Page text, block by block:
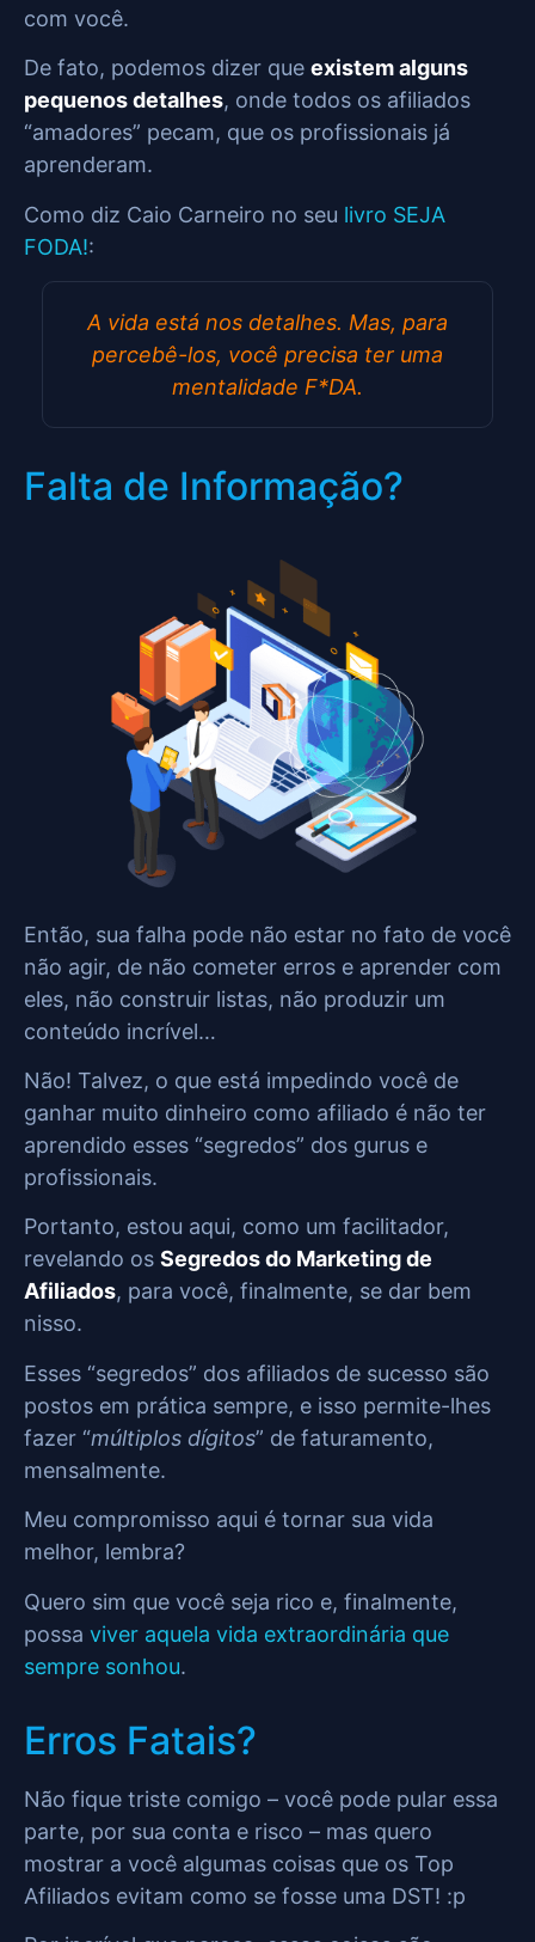
com você.
De fato, podemos dizer que existem alguns
pequenos detalhes, onde todos os afiliados
“amadores” pecam, que os profissionais já
aprenderam.
Como diz Caio Carneiro no seu livro SEJA
FODA!:
A vida está nos detalhes. Mas, para
percebê-los, você precisa ter uma
mentalidade F*DA.
Falta de Informação?
Então, sua falha pode não estar no fato de você
não agir, de não cometer erros e aprender com
eles, não construir listas, não produzir um
conteúdo incrível…
Não! Talvez, o que está impedindo você de
ganhar muito dinheiro como afiliado é não ter
aprendido esses “segredos” dos gurus e
profissionais.
Portanto, estou aqui, como um facilitador,
revelando os Segredos do Marketing de
Afiliados, para você, finalmente, se dar bem
nisso.
Esses “segredos” dos afiliados de sucesso são
postos em prática sempre, e isso permite-lhes
fazer “múltiplos dígitos” de faturamento,
mensalmente.
Meu compromisso aqui é tornar sua vida
melhor, lembra?
Quero sim que você seja rico e, finalmente,
possa viver aquela vida extraordinária que
sempre sonhou.
Erros Fatais?
Não fique triste comigo – você pode pular essa
parte, por sua conta e risco – mas quero
mostrar a você algumas coisas que os Top
Afiliados evitam como se fosse uma DST! :p